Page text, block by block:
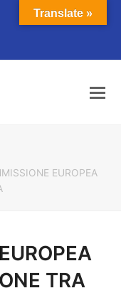
EUROPEA
TRA
Translate »